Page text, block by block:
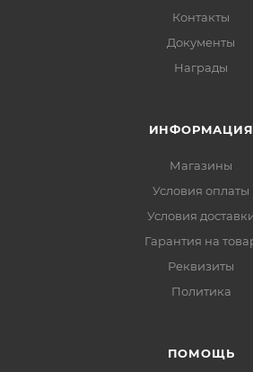
Контакты
Документы
Награды
ИНФОРМАЦИЯ
Магазины
Условия оплаты
Условия
Гарантия на
Реквизиты
Политика
ПОМОЩЬ